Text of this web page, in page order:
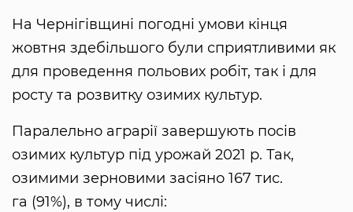
На Чернігівщині погодні умови кінця
жовтня здебільшого були сприятливими як
для проведення польових робіт, так і для
росту та розвитку озимих культур.
Паралельно аграрії завершують посів
озимих культур під урожай 2021 р. Так,
озимими зерновими засіяно 167 тис.
га (91%), в тому числі: